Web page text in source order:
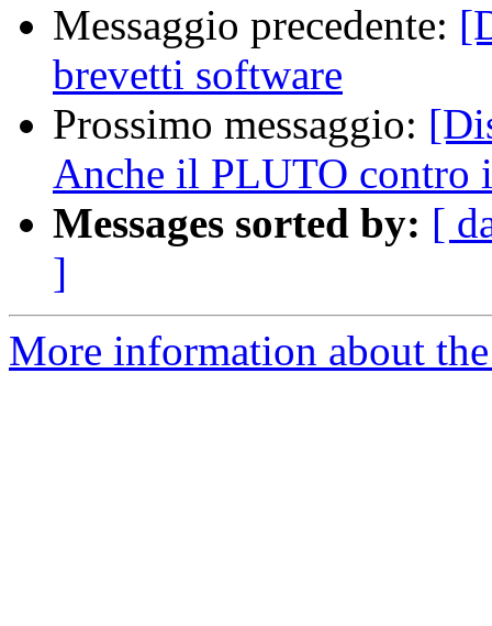
Messaggio precedente:
brevetti software
Prossimo messaggio:
Anche il PLUTO contro
Messages sorted by: [
]
More information about